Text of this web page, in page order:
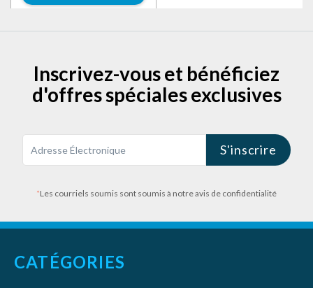
Inscrivez-vous et bénéficiez
d'offres spéciales exclusives
S'inscrire
*Les courriels soumis sont soumis à notre avis de confidentialité
CATÉGORIES